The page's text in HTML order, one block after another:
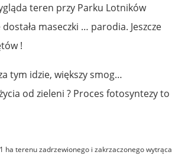
teren przy Parku Lotników
maseczki … parodia. Jeszcze
!
tym idzie, większy smog…
od zieleni ? Proces fotosyntezy to
ha terenu zadrzewionego i zakrzaczonego wytrąca